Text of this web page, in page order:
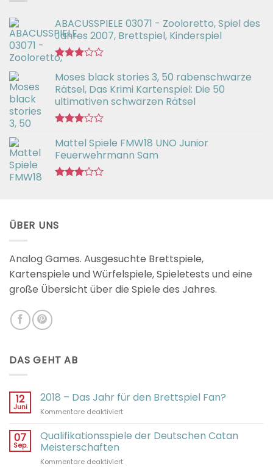
ABACUSSPIELE 03071 - Zooloretto, Spiel des
Jahres 2007, Brettspiel, Kinderspiel
mit
3.02
von 5
Moses black stories 3, 50 rabenschwarze
Rätsel, Das Krimi Kartenspiel: Die 50
ultimativen schwarzen Rätsel
mit
3.00
von 5
Mattel Spiele FMW18 UNO Junior
Feuerwehrmann Sam
ÜBER UNS
Analog Games. Ausgesuchte Brettspiele,
Kartenspiele und Würfelspiele, Spieletests und eine
große Übersicht über die Spiele des Jahres.
DAS GEHT AB
12
Juni
2018 – Das Jahr für den Brettspiel Fan?
Kommentare deaktiviertfür
–
Das
für
07
Sep.
Qualifikationsspiele der Deutschen Catan
Meisterschaften
Kommentare deaktiviertfür